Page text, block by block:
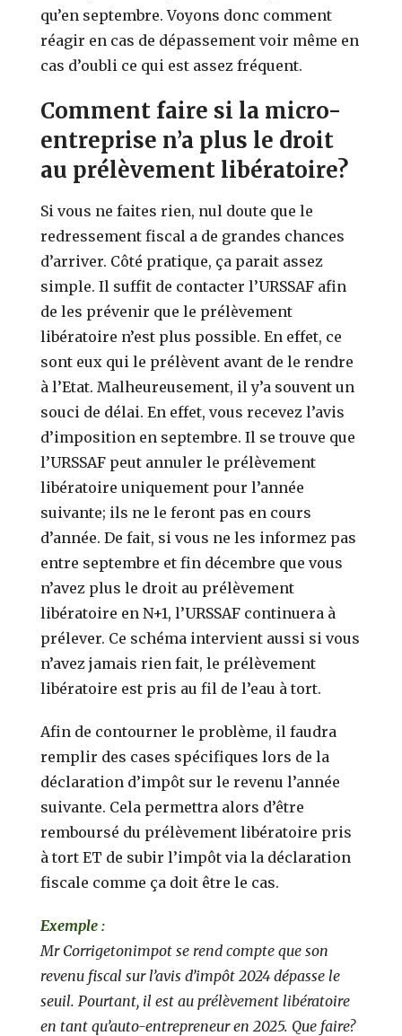
qu’en septembre. Voyons donc comment
réagir en cas de dépassement voir même en
cas d’oubli ce qui est assez fréquent.
Comment faire si la micro-
entreprise n’a plus le droit
au prélèvement libératoire?
Si vous ne faites rien, nul doute que le
redressement fiscal a de grandes chances
d’arriver. Côté pratique, ça parait assez
simple. Il suffit de contacter l’URSSAF afin
de les prévenir que le prélèvement
libératoire n’est plus possible. En effet, ce
sont eux qui le prélèvent avant de le rendre
à l’Etat. Malheureusement, il y’a souvent un
souci de délai. En effet, vous recevez l’avis
d’imposition en septembre. Il se trouve que
l’URSSAF peut annuler le prélèvement
libératoire uniquement pour l’année
suivante; ils ne le feront pas en cours
d’année. De fait, si vous ne les informez pas
entre septembre et fin décembre que vous
n’avez plus le droit au prélèvement
libératoire en N+1, l’URSSAF continuera à
prélever. Ce schéma intervient aussi si vous
n’avez jamais rien fait, le prélèvement
libératoire est pris au fil de l’eau à tort.
Afin de contourner le problème, il faudra
remplir des cases spécifiques lors de la
déclaration d’impôt sur le revenu l’année
suivante. Cela permettra alors d’être
remboursé du prélèvement libératoire pris
à tort ET de subir l’impôt via la déclaration
fiscale comme ça doit être le cas.
Exemple :
Mr Corrigetonimpot se rend compte que son
revenu fiscal sur l’avis d’impôt 2024 dépasse le
seuil. Pourtant, il est au prélèvement libératoire
en tant qu’auto-entrepreneur en 2025. Que faire?